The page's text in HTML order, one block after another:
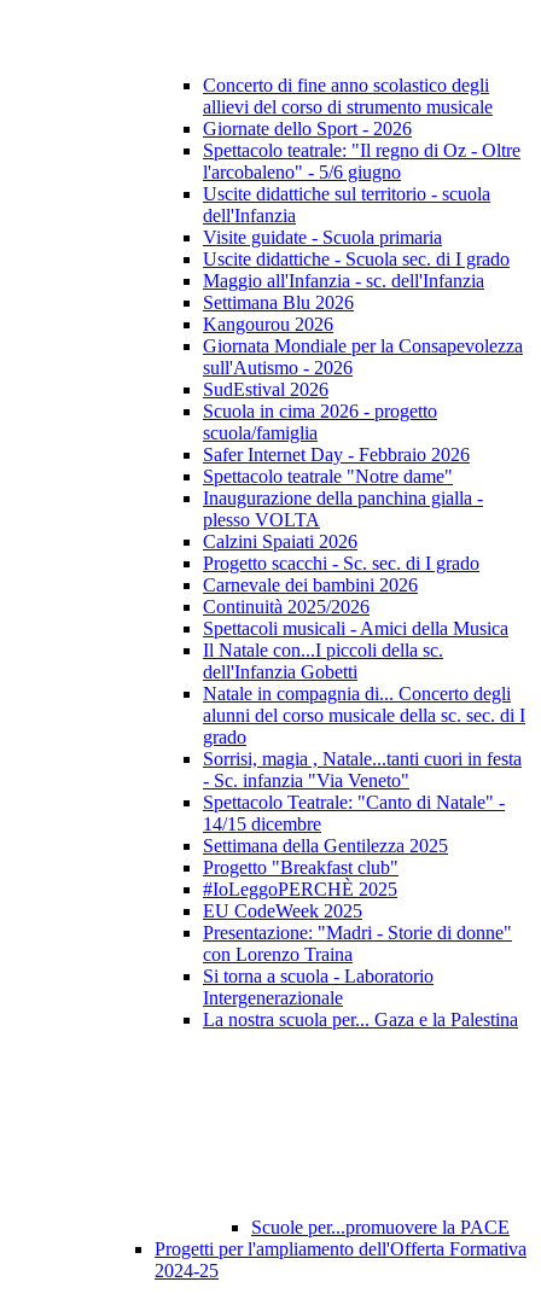
Concerto di fine anno scolastico degli
allievi del corso di strumento musicale
Giornate dello Sport - 2026
Spettacolo teatrale: "Il regno di Oz - Oltre
l'arcobaleno" - 5/6 giugno
Uscite didattiche sul territorio - scuola
dell'Infanzia
Visite guidate - Scuola primaria
Uscite didattiche - Scuola sec. di I grado
Maggio all'Infanzia - sc. dell'Infanzia
Settimana Blu 2026
Kangourou 2026
Giornata Mondiale per la Consapevolezza
sull'Autismo - 2026
SudEstival 2026
Scuola in cima 2026 - progetto
scuola/famiglia
Safer Internet Day - Febbraio 2026
Spettacolo teatrale "Notre dame"
Inaugurazione della panchina gialla -
plesso VOLTA
Calzini Spaiati 2026
Progetto scacchi - Sc. sec. di I grado
Carnevale dei bambini 2026
Continuità 2025/2026
Spettacoli musicali - Amici della Musica
Il Natale con...I piccoli della sc.
dell'Infanzia Gobetti
Natale in compagnia di... Concerto degli
alunni del corso musicale della sc. sec. di I
grado
Sorrisi, magia , Natale...tanti cuori in festa
- Sc. infanzia "Via Veneto"
Spettacolo Teatrale: "Canto di Natale" -
14/15 dicembre
Settimana della Gentilezza 2025
Progetto "Breakfast club"
#IoLeggoPERCHÈ 2025
EU CodeWeek 2025
Presentazione: "Madri - Storie di donne"
con Lorenzo Traina
Si torna a scuola - Laboratorio
Intergenerazionale
La nostra scuola per... Gaza e la Palestina
Scuole per...promuovere la PACE
Progetti per l'ampliamento dell'Offerta Formativa
2024-25